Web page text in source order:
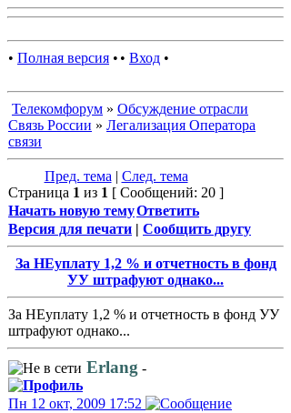
• Полная версия • • Вход •
Телекомфорум » Обсуждение отрасли
Связь России » Легализация Оператора
связи
Пред. тема | След. тема
Страница 1 из 1 [ Сообщений: 20 ]
Начать новую темуОтветить
Версия для печати | Сообщить другу
За НЕуплату 1,2 % и отчетность в фонд
УУ штрафуют однако...
За НЕуплату 1,2 % и отчетность в фонд УУ
штрафуют однако...
Erlang -
Пн 12 окт, 2009 17:52